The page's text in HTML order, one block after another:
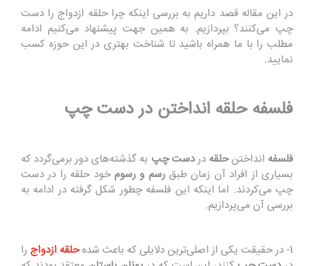
در این مقاله قصد داریم به بررسی اینکه چرا حلقه ازدواج را دست
چپ می‌کنند؟ بپردازیم. به همین جهت پیشنهاد می‌کنیم ادامه
مطلب را با ما همراه باشید تا شناخت بهتری در این حوزه کسب
نمایید.
فلسفه حلقه انداختن در دست چپ
فلسفه انداختنحلقهدردست چپ به گذشته‌های دور برمی‌گردد که
بسیاری از افراد آن زمان طبقرسم و رسومخود حلقه را در دست
چپ می‌کردند. اما اینکه این فلسفه چطور شکل گرفته در ادامه به
بررسی آن می‌پردازیم.
1- در حقیقت یکی از اصلی‌ترین دلایلی که باعث شده حلقه ازدواج را